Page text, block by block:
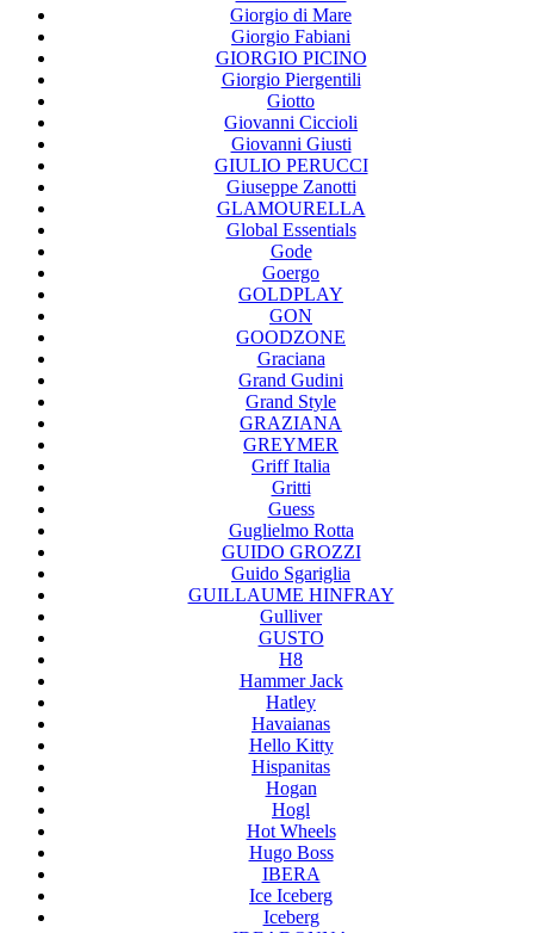
Giorgio di Mare
Giorgio Fabiani
GIORGIO PICINO
Giorgio Piergentili
Giotto
Giovanni Ciccioli
Giovanni Giusti
GIULIO PERUCCI
Giuseppe Zanotti
GLAMOURELLA
Global Essentials
Gode
Goergo
GOLDPLAY
GON
GOODZONE
Graciana
Grand Gudini
Grand Style
GRAZIANA
GREYMER
Griff Italia
Gritti
Guess
Guglielmo Rotta
GUIDO GROZZI
Guido Sgariglia
GUILLAUME HINFRAY
Gulliver
GUSTO
H8
Hammer Jack
Hatley
Havaianas
Hello Kitty
Hispanitas
Hogan
Hogl
Hot Wheels
Hugo Boss
IBERA
Ice Iceberg
Iceberg